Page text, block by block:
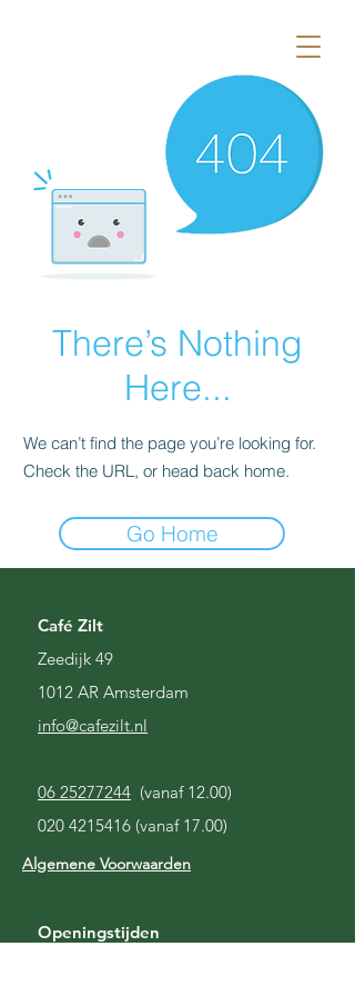
There’s Nothing
Here...
We can’t find the page you’re looking for.
Check the URL, or head back home.
Go Home
Café Zilt
Zeedijk 49
1012 AR Amsterdam
info@cafezilt.nl
06 25277244 (vanaf 12.00)
020 4215416 (vanaf 17.00)
Algemene Voorwaarden
Openingstijden